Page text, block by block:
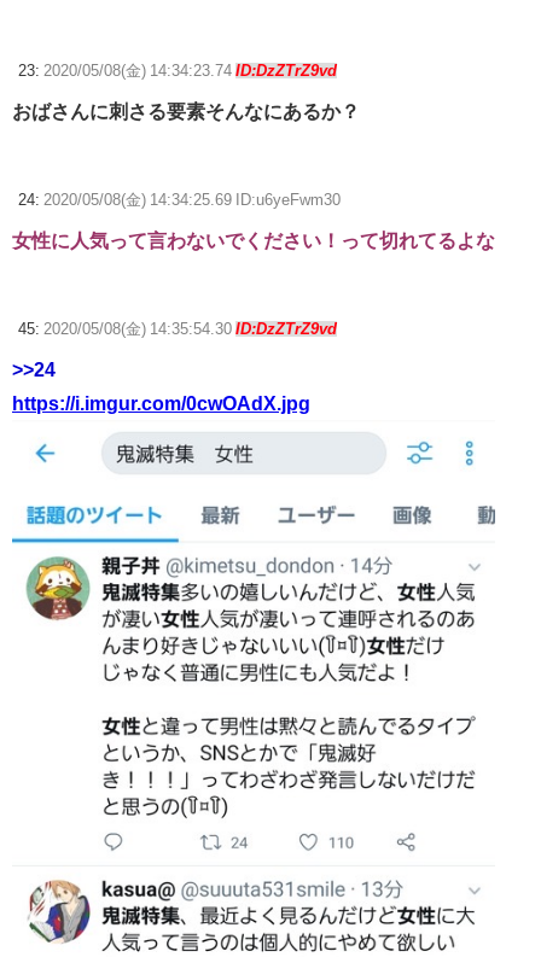
23: 2020/05/08(金) 14:34:23.74 ID:DzZTrZ9vd
おばさんに刺さる要素そんなにあるか？
24: 2020/05/08(金) 14:34:25.69 ID:u6yeFwm30
女性に人気って言わないでください！って切れてるよな
45: 2020/05/08(金) 14:35:54.30 ID:DzZTrZ9vd
>>24
https://i.imgur.com/0cwOAdX.jpg